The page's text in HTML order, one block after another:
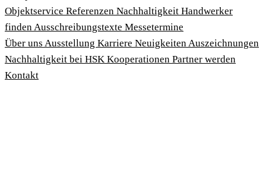
Objektservice Referenzen Nachhaltigkeit Handwerker
findenAusschreibungstexte Messetermine
Über uns Ausstellung Karriere NeuigkeitenAuszeichnungen
Nachhaltigkeit bei HSK Kooperationen Partner werden
Kontakt